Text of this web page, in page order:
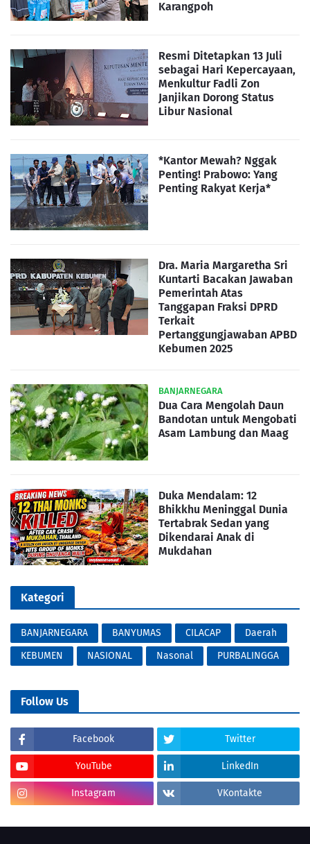
Karangpoh
Resmi Ditetapkan 13 Juli
sebagai Hari Kepercayaan,
Menkultur Fadli Zon
Janjikan Dorong Status
Libur Nasional
*Kantor Mewah? Nggak
Penting! Prabowo: Yang
Penting Rakyat Kerja*
Dra. Maria Margaretha Sri
Kuntarti Bacakan Jawaban
Pemerintah Atas
Tanggapan Fraksi DPRD
Terkait
Pertanggungjawaban APBD
Kebumen 2025
BANJARNEGARA
Dua Cara Mengolah Daun
Bandotan untuk Mengobati
Asam Lambung dan Maag
Duka Mendalam: 12
Bhikkhu Meninggal Dunia
Tertabrak Sedan yang
Dikendarai Anak di
Mukdahan
Kategori
BANJARNEGARA BANYUMAS CILACAP
Daerah
KEBUMEN
NASIONAL Nasonal PURBALINGGA
Follow Us
Facebook Twitter
YouTube LinkedIn
Instagram VKontakte